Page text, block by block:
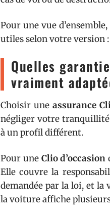
Pour une vue d’ensemble,
utiles selon votre version
Quelles
vraiment
Choisir uneassurance
négliger votre tranquillité
à un profil différent.
Pour une Clio d’occasion
Elle couvre la
demandée par la loi, et
la voiture affiche